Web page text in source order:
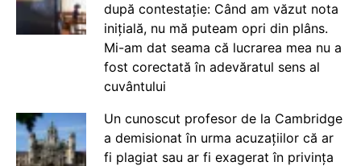
după contestație: Când am văzut nota
inițială, nu mă puteam opri din plâns.
Mi-am dat seama că lucrarea mea nu a
fost corectată în adevăratul sens al
cuvântului
Un cunoscut profesor de la Cambridge
a demisionat în urma acuzațiilor că ar
fi plagiat sau ar fi exagerat în privința